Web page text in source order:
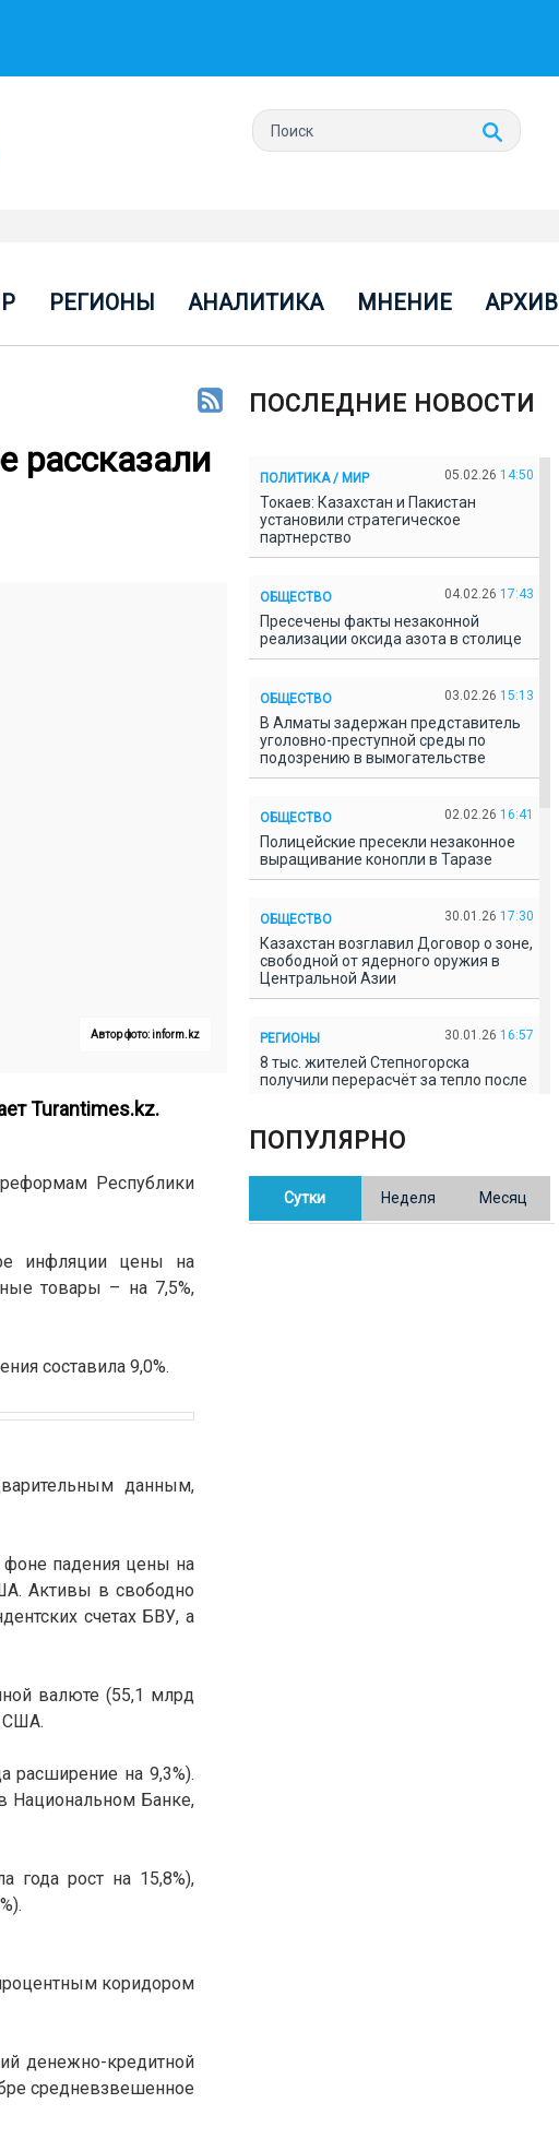
РЕГИОНЫ АНАЛИТИКА МНЕНИЕ АРХИВ
рассказали
Автор фото: inform.kz
Turantimes.kz.
Республики
инфляции цены на
товары – на 7,5%,
составила 9,0%.
данным,
фоне падения цены на
Активы в свободно
счетах БВУ, а
валюте (55,1 млрд
США.
расширение на 9,3%).
Национальном Банке,
года рост на 15,8%),
коридором
денежно-кредитной
средневзвешенное
ПОСЛЕДНИЕ НОВОСТИ
ПОЛИТИКА / МИР 05.02.26 14:50
Токаев: Казахстан и Пакистан
установили стратегическое
партнерство
ОБЩЕСТВО 04.02.26 17:43
Пресечены факты незаконной
реализации оксида азота в столице
ОБЩЕСТВО 03.02.26 15:13
В Алматы задержан представитель
уголовно-преступной среды по
подозрению в вымогательстве
ОБЩЕСТВО 02.02.26 16:41
Полицейские пресекли незаконное
выращивание конопли в Таразе
ОБЩЕСТВО 30.01.26 17:30
Казахстан возглавил Договор о зоне,
свободной от ядерного оружия в
Центральной Азии
РЕГИОНЫ 30.01.26 16:57
8 тыс. жителей Степногорска
получили перерасчёт за тепло после
В Казахстане готовят новую
редакцию Конституции: меняется
ПОПУЛЯРНО
Сутки Неделя Месяц